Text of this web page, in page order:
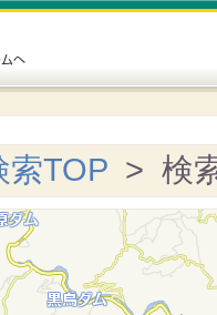
索TOP > 検